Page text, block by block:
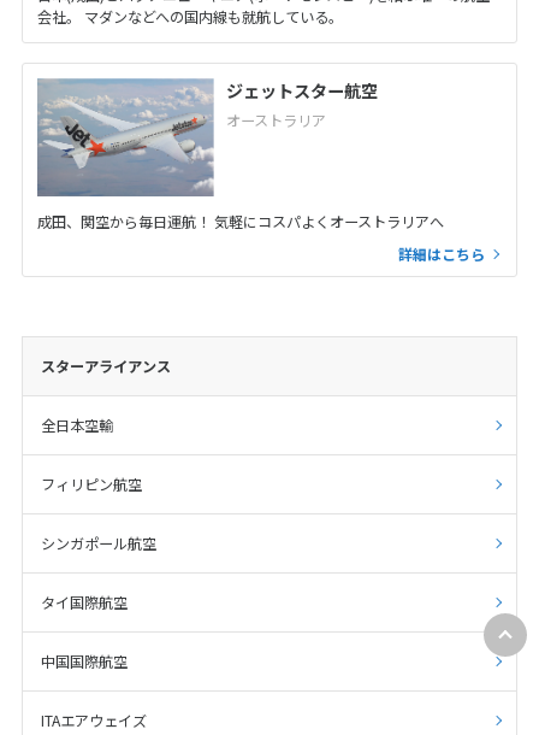
会社。 マダンなどへの国内線も就航している。
ジェットスター航空
オーストラリア
成田、関空から毎日運航！ 気軽にコスパよくオーストラリアへ
詳細はこちら
スターアライアンス
全日本空輸
フィリピン航空
シンガポール航空
タイ国際航空
中国国際航空
ITAエアウェイズ